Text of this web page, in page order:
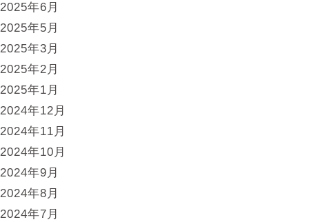
2025年6月
2025年5月
2025年3月
2025年2月
2025年1月
2024年12月
2024年11月
2024年10月
2024年9月
2024年8月
2024年7月